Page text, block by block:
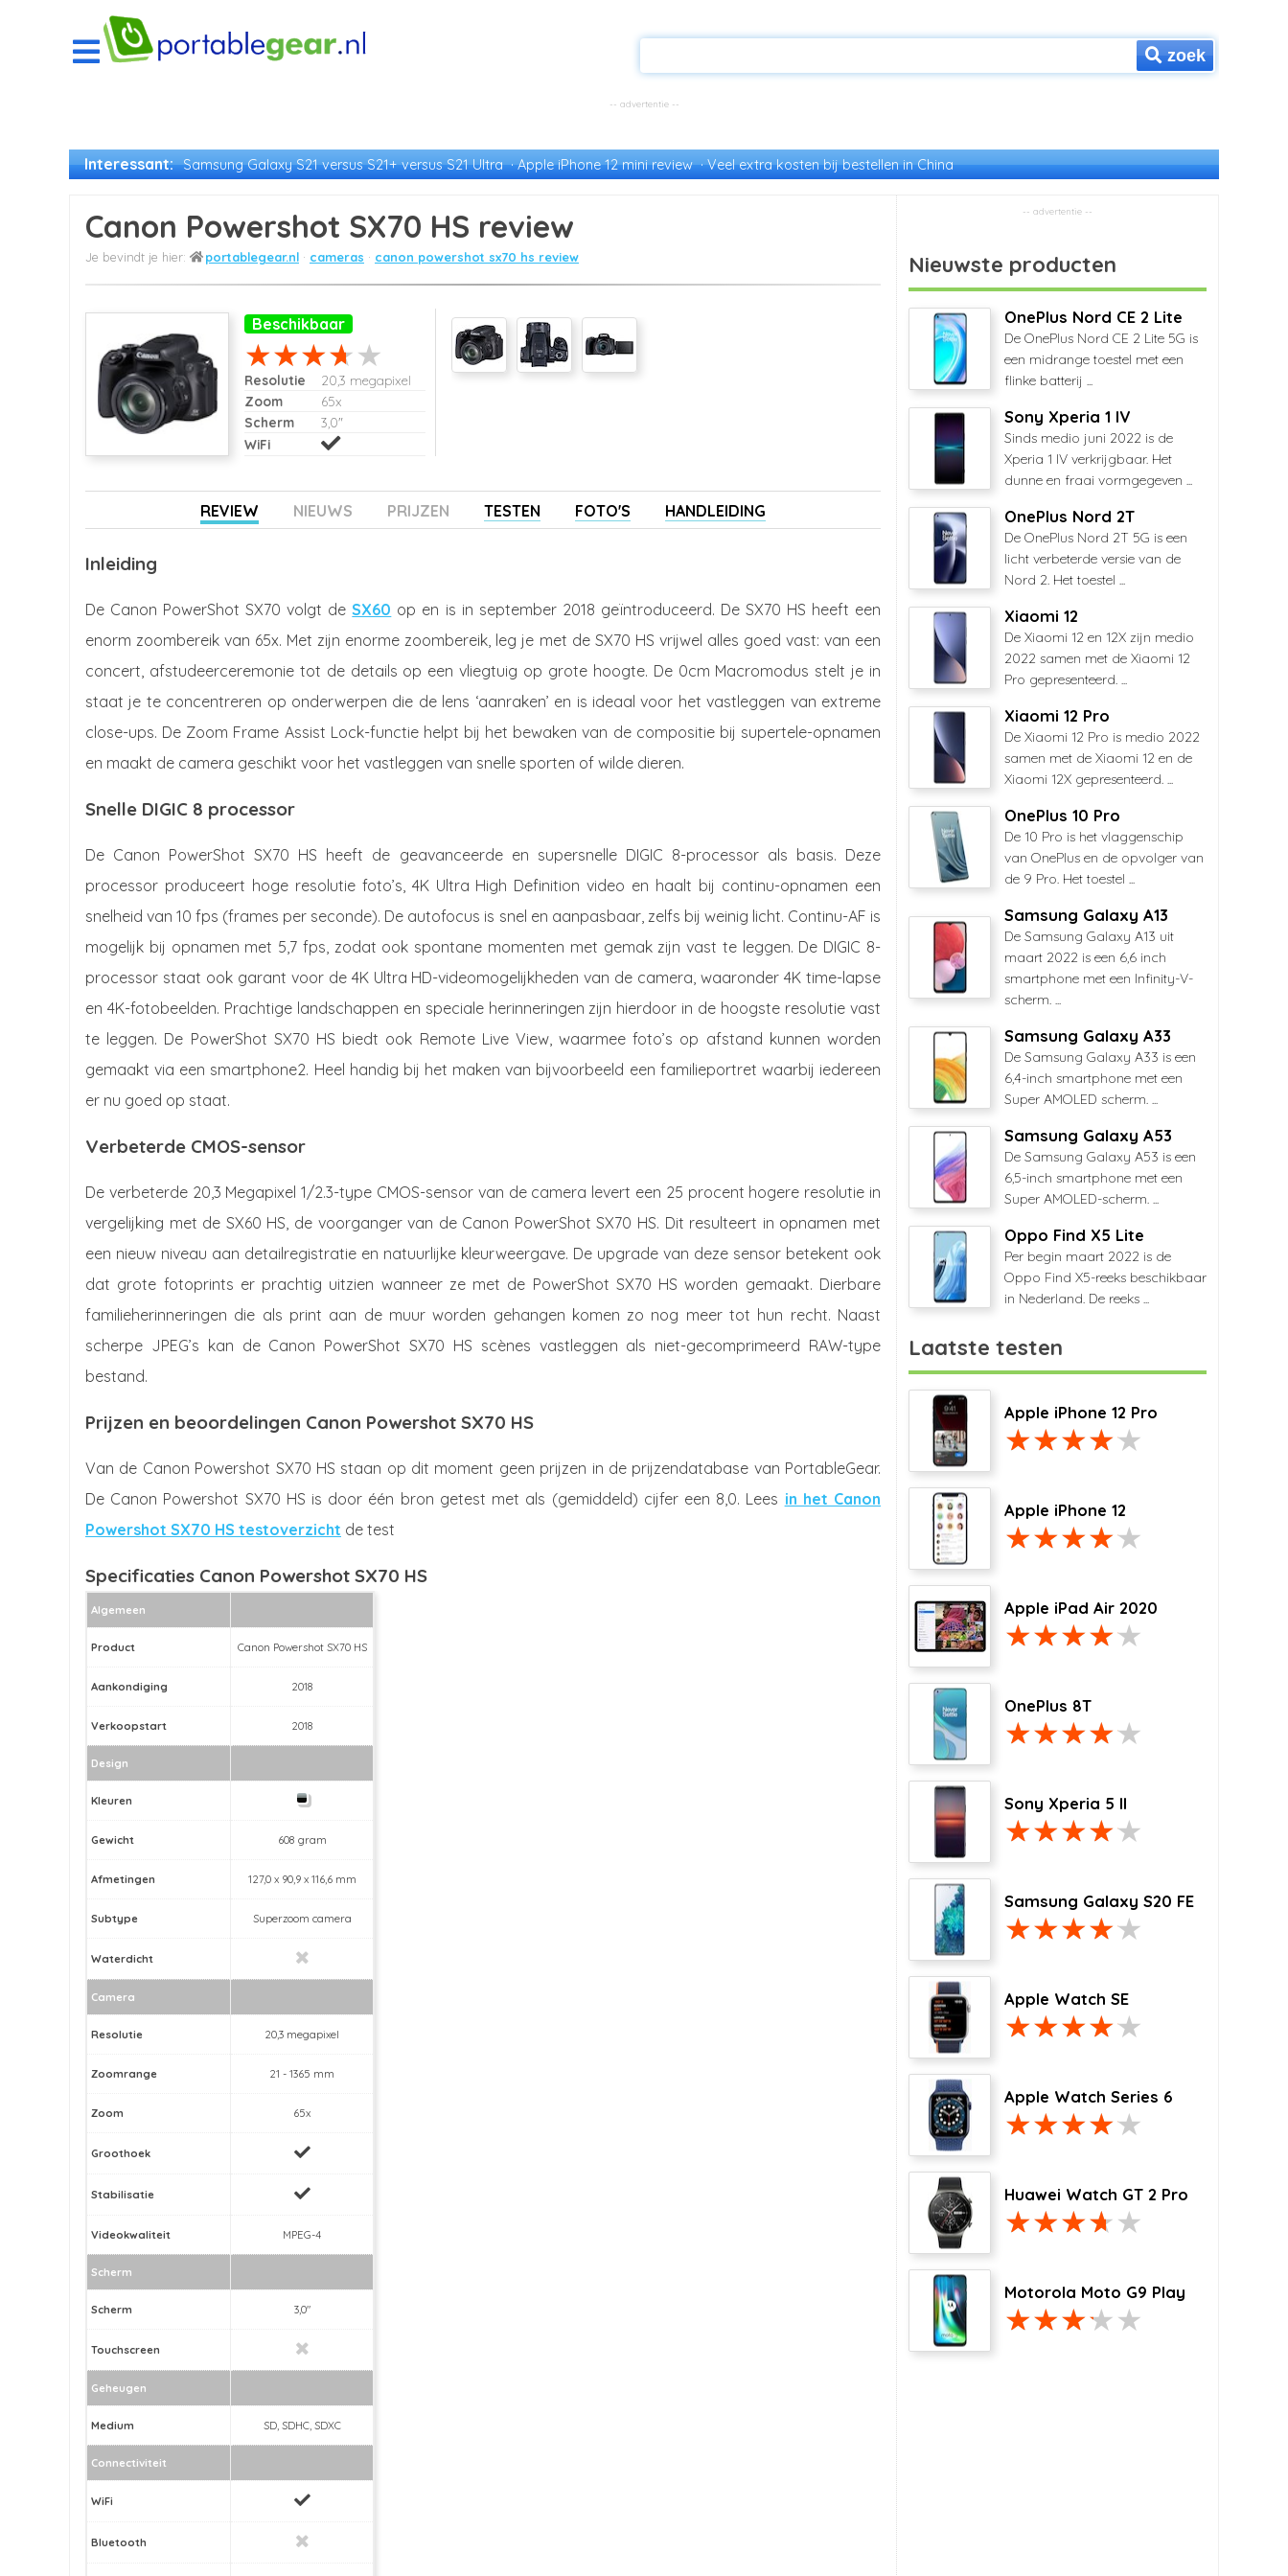
zoek
Interessant: Samsung Galaxy S21 versus S21+ versus S21 Ultra Apple iPhone 12 mini review Veel extra kosten bij bestellen in China
Canon Powershot SX70 HS review
portablegear.nl cameras canon powershot sx70 hs review
Beschikbaar
Resolutie
20,3 megapixel
Zoom
65x
Scherm
3,0"
WiFi
REVIEW NIEUWS PRIJZEN TESTEN FOTO'S HANDLEIDING
Inleiding
De Canon PowerShot SX70 volgt deSX60 op en is in september 2018 geïntroduceerd. De SX70 HS heeft een
enorm zoombereik van 65x. Met zijn enorme zoombereik, leg je met de SX70 HS vrijwel alles goed vast: van een
concert, afstudeerceremonie tot de details op een vliegtuig op grote hoogte. De 0cm Macromodus stelt je in
staat je te concentreren op onderwerpen die de lens ‘aanraken’ en is ideaal voor het vastleggen van extreme
close-ups. De Zoom Frame Assist Lock-functie helpt bij het bewaken van de compositie bij supertele-opnamen
en maakt de camera geschikt voor het vastleggen van snelle sporten of wilde dieren.
Snelle DIGIC 8 processor
De Canon PowerShot SX70 HS heeft de geavanceerde en supersnelle DIGIC 8-processor als basis. Deze
processor produceert hoge resolutie foto’s, 4K Ultra High Definition video en haalt bij continu-opnamen een
snelheid van 10 fps (frames per seconde). De autofocus is snel en aanpasbaar, zelfs bij weinig licht. Continu-AF is
mogelijk bij opnamen met 5,7 fps, zodat ook spontane momenten met gemak zijn vast te leggen. De DIGIC 8-
processor staat ook garant voor de 4K Ultra HD-videomogelijkheden van de camera, waaronder 4K time-lapse
en 4K-fotobeelden. Prachtige landschappen en speciale herinneringen zijn hierdoor in de hoogste resolutie vast
te leggen. De PowerShot SX70 HS biedt ook Remote Live View, waarmee foto’s op afstand kunnen worden
gemaakt via een smartphone2. Heel handig bij het maken van bijvoorbeeld een familieportret waarbij iedereen
er nu goed op staat.
Verbeterde CMOS-sensor
De verbeterde 20,3 Megapixel 1/2.3-type CMOS-sensor van de camera levert een 25 procent hogere resolutie in
vergelijking met de SX60 HS, de voorganger van de Canon PowerShot SX70 HS. Dit resulteert in opnamen met
een nieuw niveau aan detailregistratie en natuurlijke kleurweergave. De upgrade van deze sensor betekent ook
dat grote fotoprints er prachtig uitzien wanneer ze met de PowerShot SX70 HS worden gemaakt. Dierbare
familieherinneringen die als print aan de muur worden gehangen komen zo nog meer tot hun recht. Naast
scherpe JPEG’s kan de Canon PowerShot SX70 HS scènes vastleggen als niet-gecomprimeerd RAW-type
bestand.
Prijzen en beoordelingen Canon Powershot SX70 HS
Van de Canon Powershot SX70 HS staan op dit moment geen prijzen in de prijzendatabase van PortableGear.
De Canon Powershot SX70 HS is door één bron getest met als (gemiddeld) cijfer een 8,0. Lees in het Canon
Powershot SX70 HS testoverzicht de test
Specificaties Canon Powershot SX70 HS
Algemeen
Product Canon Powershot SX70 HS
Aankondiging 2018
Verkoopstart 2018
Design
Kleuren
Gewicht 608 gram
Afmetingen 127,0 x 90,9 x 116,6 mm
Subtype Superzoom camera
Waterdicht
Camera
Resolutie 20,3 megapixel
Zoomrange 21 - 1365 mm
Zoom 65x
Groothoek
Stabilisatie
Videokwaliteit MPEG-4
Scherm
Scherm 3,0"
Touchscreen
Geheugen
Medium SD, SDHC, SDXC
Connectiviteit
WiFi
Bluetooth
Nieuwste producten
OnePlus Nord CE 2 Lite
De OnePlus Nord CE 2 Lite 5G is
een midrange toestel met een
flinke batterij ...
Sony Xperia 1 IV
Sinds medio juni 2022 is de
Xperia 1 IV verkrijgbaar. Het
dunne en fraai vormgegeven ...
OnePlus Nord 2T
De OnePlus Nord 2T 5G is een
licht verbeterde versie van de
Nord 2. Het toestel ...
Xiaomi 12
De Xiaomi 12 en 12X zijn medio
2022 samen met de Xiaomi 12
Pro gepresenteerd. ...
Xiaomi 12 Pro
De Xiaomi 12 Pro is medio 2022
samen met de Xiaomi 12 en de
Xiaomi 12X gepresenteerd. ...
OnePlus 10 Pro
De 10 Pro is het vlaggenschip
van OnePlus en de opvolger van
de 9 Pro. Het toestel ...
Samsung Galaxy A13
De Samsung Galaxy A13 uit
maart 2022 is een 6,6 inch
smartphone met een Infinity-V-
scherm. ...
Samsung Galaxy A33
De Samsung Galaxy A33 is een
6,4-inch smartphone met een
Super AMOLED scherm. ...
Samsung Galaxy A53
De Samsung Galaxy A53 is een
6,5-inch smartphone met een
Super AMOLED-scherm. ...
Oppo Find X5 Lite
Per begin maart 2022 is de
Oppo Find X5-reeks beschikbaar
in Nederland. De reeks ...
Laatste testen
Apple iPhone 12 Pro
Apple iPhone 12
Apple iPad Air 2020
OnePlus 8T
Sony Xperia 5 II
Samsung Galaxy S20 FE
Apple Watch SE
Apple Watch Series 6
Huawei Watch GT 2 Pro
Motorola Moto G9 Play